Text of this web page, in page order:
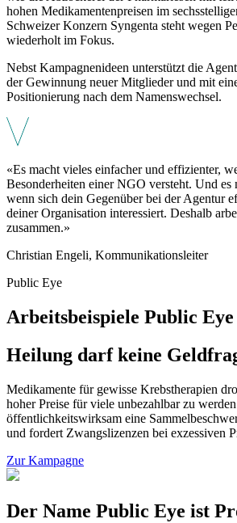
hohen Medikamentenpreisen im
Schweizer Konzern Syngenta steht wegen
wiederholt im Fokus.
Nebst Kampagnenideen unterstützt die
der Gewinnung neuer Mitglieder und mit
Positionierung nach dem Namenswechsel.
«Es macht vieles einfacher und effizienter,
Besonderheiten einer NGO versteht. Und es
wenn sich dein Gegenüber bei der Agentur
deiner Organisation interessiert. Deshalb
zusammen.»
Christian Engeli, Kommunikationsleiter
Public Eye
Arbeitsbeispiele Public Eye
Heilung darf keine
Medikamente für gewisse Krebstherapien
hoher Preise für viele unbezahlbar zu
öffentlichkeitswirksam eine
und fordert Zwangslizenzen bei exzessiven
Zur Kampagne
Der Name Public Eye ist